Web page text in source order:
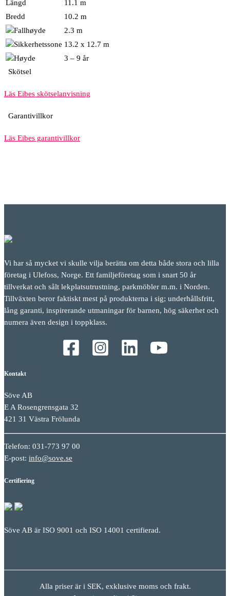
Längd
11.1 m
Bredd
10.2 m
2.3 m
13.2 x 12.7 m
3 – 9 år
Skötsel
Läs Eibes skötselanvisning
Garantivillkor
Läs Eibes garantivillkor
Vi har så mycket vi skulle vilja berätta om detta både stora och lilla
företag i Ulefoss, Norge. Ett familjeföretag som i snart 50 år
tillverkat och sålt lekplatsutrustning, parkmöbler m.m. i Norden.
Tillväxten beror faktiskt mest på produkterna i sig; underhållsfritt,
lång garanti, inspirerande utmaningar för barnen, hög säkerhet och
numera även design i toppklass.
Kontakt
Söve AB
E A Rosengrensgata 32
421 31 Västra Frölunda
Telefon: 031-773 97 00
E-post: info@sove.se
Certifiering
Söve AB är ISO 9001 och ISO 14001 certifierad.
Alla priser är i SEK, exklusive moms och frakt.